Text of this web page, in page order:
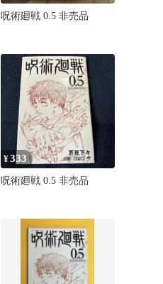
呪術廻戦 0.5 非売品
¥333
呪術廻戦 0.5 非売品